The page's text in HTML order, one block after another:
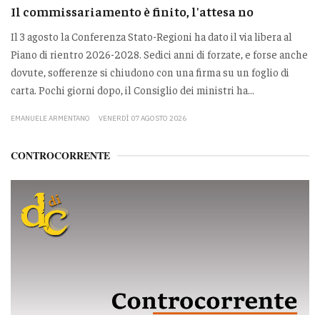
Il commissariamento è finito, l'attesa no
Il 3 agosto la Conferenza Stato-Regioni ha dato il via libera al
Piano di rientro 2026-2028. Sedici anni di forzate, e forse anche
dovute, sofferenze si chiudono con una firma su un foglio di
carta. Pochi giorni dopo, il Consiglio dei ministri ha...
EMANUELE ARMENTANO VENERDÌ 07 AGOSTO 2026
CONTROCORRENTE